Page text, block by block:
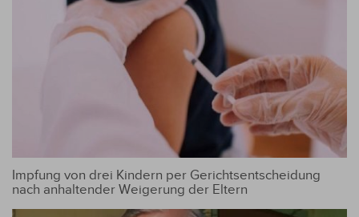
Impfung von drei Kindern per Gerichtsentscheidung
nach anhaltender Weigerung der Eltern